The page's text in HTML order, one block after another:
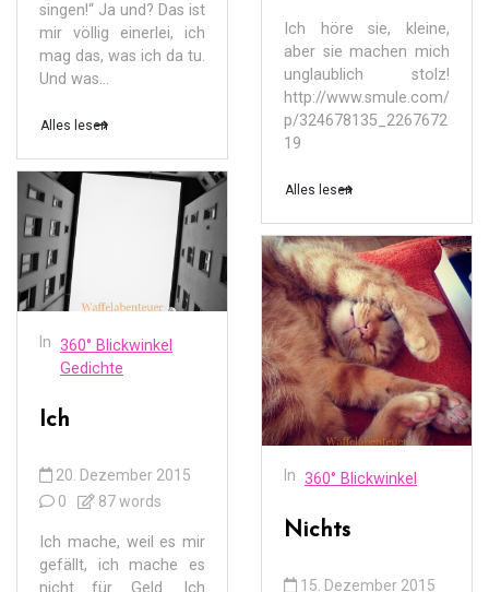
singen!“ Ja und? Das ist
mir völlig einerlei, ich
mag das, was ich da tu.
Und was...
Alles lesen
In 360° Blickwinkel
Gedichte
Ich
20. Dezember 2015
0
87 words
Ich mache, weil es mir
gefällt, ich mache es
nicht für Geld. Ich
Ich höre sie, kleine,
aber sie machen mich
unglaublich stolz!
http://www.smule.com/
p/324678135_2267672
19
Alles lesen
In 360° Blickwinkel
Nichts
15. Dezember 2015